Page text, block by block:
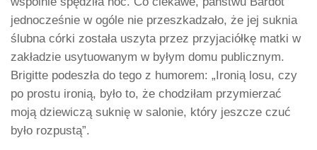
jednocześnie w ogóle nie przeszkadzało, że jej suknia
ślubna córki została uszyta przez przyjaciółkę matki w
zakładzie usytuowanym w byłym domu publicznym.
Brigitte podeszła do tego z humorem: „Ironią losu, czy
po prostu ironią, było to, że chodziłam przymierzać
moją dziewiczą suknię w salonie, który jeszcze czuć
było rozpustą”.